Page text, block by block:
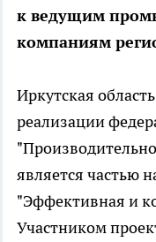
к ведущим
компаниям
Иркутская область
реализации
является частью
"Эффективная и
Участником